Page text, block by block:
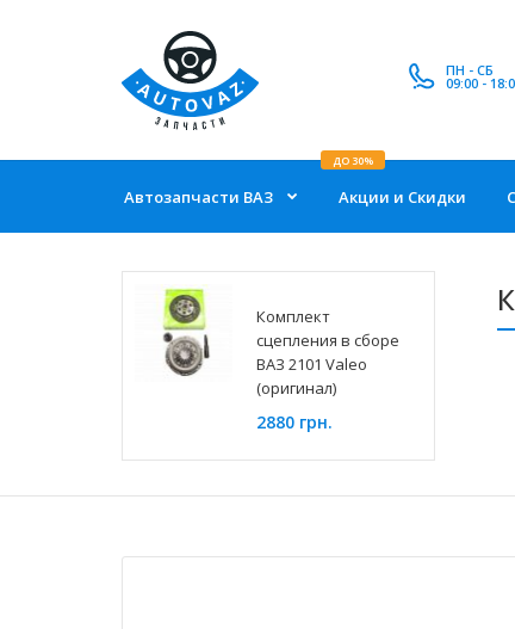
ПН - СБ
09:00 -
Автозапчасти ВАЗ Акции и Скидки
ДО 30%
Комплект
сцепления в сборе
ВАЗ 2101 Valeo
(оригинал)
2880 грн.